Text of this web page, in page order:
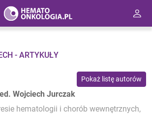
- ARTYKUŁY
Pokaż listę autorów
Wojciech Jurczak
hematologii i chorób wewnętrznych,